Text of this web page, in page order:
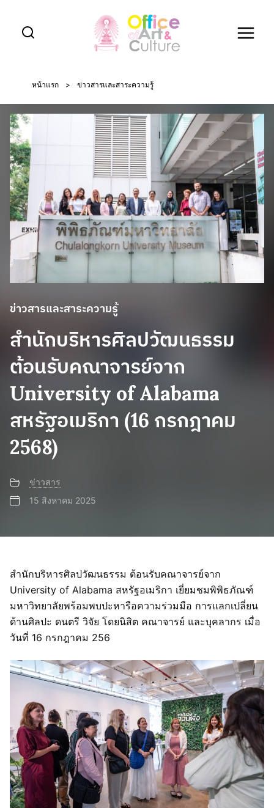
content
หน้าแรก > ข่าวสารและสาระความรู้
ข่าวสารและสาระความรู้
สำนักบริหารศิลปวัฒนธรรม
ต้อนรับคณาจารย์จาก
University of Alabama
สหรัฐอเมริกา (16 กรกฎาคม
2568)
ข่าวสาร
15 สิงหาคม 2025
สำนักบริหารศิลปวัฒนธรรม ต้อนรับคณาจารย์จาก
University of Alabama สหรัฐอเมริกา เยี่ยมชมพิพิธภัณฑ์
มหาวิทยาลัยพร้อมพบปะหารือความร่วมมือ การแลกเปลี่ยน
ด้านศิลปะ ดนตรี วิจัย โดยนิสิต คณาจารย์ และบุคลากร เมื่อ
วันที่ 16 กรกฎาคม 256